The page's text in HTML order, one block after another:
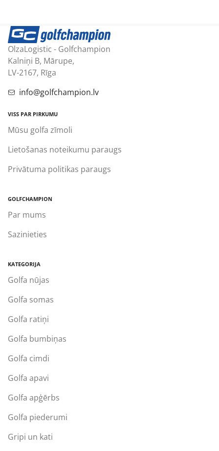
OlzaLogistic - Golfchampion
Kalniņi B, Mārupe,
LV-2167, Rīga
info@golfchampion.lv
VISS PAR PIRKUMU
Mūsu golfa zīmoli
Lietošanas noteikumu paraugs
Privātuma politikas paraugs
GOLFCHAMPION
Par mums
Sazinieties
KATEGORIJA
Golfa nūjas
Golfa somas
Golfa ratiņi
Golfa bumbiņas
Golfa cimdi
Golfa apavi
Golfa apģērbs
Golfa piederumi
Gripi un kati